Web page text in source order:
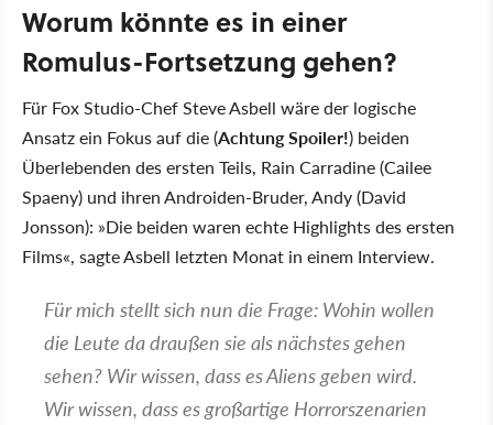
Worum könnte es in einer
Romulus-Fortsetzung gehen?
Für Fox Studio-Chef Steve Asbell wäre der logische
Ansatz ein Fokus auf die (Achtung Spoiler!) beiden
Überlebenden des ersten Teils, Rain Carradine (Cailee
Spaeny) und ihren Androiden-Bruder, Andy (David
Jonsson): Die beiden waren echte Highlights des ersten
Films , sagte Asbell letzten Monat in einem Interview.
Für mich stellt sich nun die Frage: Wohin wollen
die Leute da draußen sie als nächstes gehen
sehen? Wir wissen, dass es Aliens geben wird.
Wir wissen, dass es großartige Horrorszenarien